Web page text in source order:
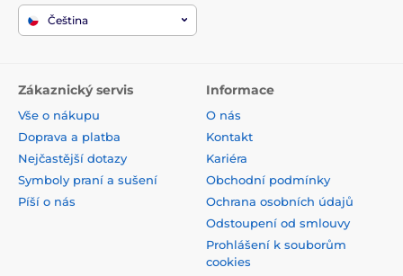
Čeština
Zákaznický servis
Vše o nákupu
Doprava a platba
Nejčastější dotazy
Symboly praní a sušení
Píší o nás
Informace
O nás
Kontakt
Kariéra
Obchodní podmínky
Ochrana osobních údajů
Odstoupení od smlouvy
Prohlášení k souborům
cookies